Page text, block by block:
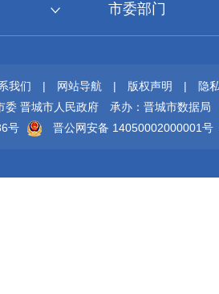
市委部门
我们 | 网站导航 | 版权声明 |
隐
委 晋城市人民政府
承办：晋城市数据局
号
晋公网安备 14050002000001号